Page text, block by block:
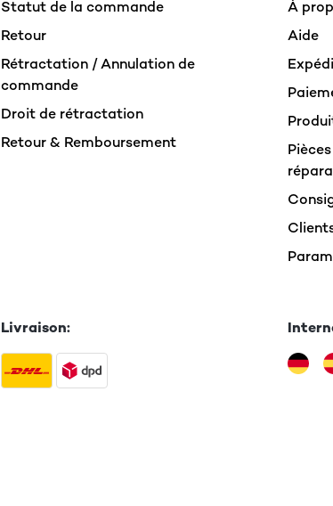
Statut de la commande
Retour
Rétractation / Annulation de
commande
Droit de rétractation
Retour & Remboursement
À
Aide
Livraison: